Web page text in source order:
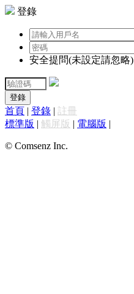
登錄
安全提問(未設定請忽略)
登錄
首頁 | 登錄 | 註冊
標準版 | 觸屏版 | 電腦版 |
© Comsenz Inc.